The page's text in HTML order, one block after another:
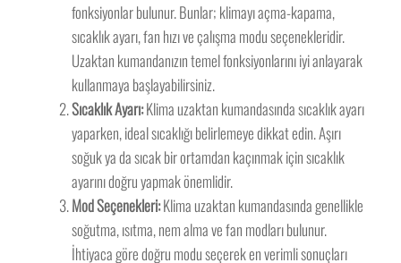
fonksiyonlar bulunur. Bunlar; klimayı açma-kapama,
sıcaklık ayarı, fan hızı ve çalışma modu seçenekleridir.
Uzaktan kumandanızın temel fonksiyonlarını iyi anlayarak
kullanmaya başlayabilirsiniz.
Sıcaklık Ayarı:Klima uzaktan kumandasında sıcaklık ayarı
yaparken, ideal sıcaklığı belirlemeye dikkat edin. Aşırı
soğuk ya da sıcak bir ortamdan kaçınmak için sıcaklık
ayarını doğru yapmak önemlidir.
Mod Seçenekleri:Klima uzaktan kumandasında genellikle
soğutma, ısıtma, nem alma ve fan modları bulunur.
İhtiyaca göre doğru modu seçerek en verimli sonuçları